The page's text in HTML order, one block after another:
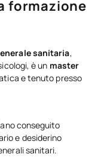
formazione
sanitaria,
è un master
e tenuto presso
conseguito
e desiderino
sanitari.